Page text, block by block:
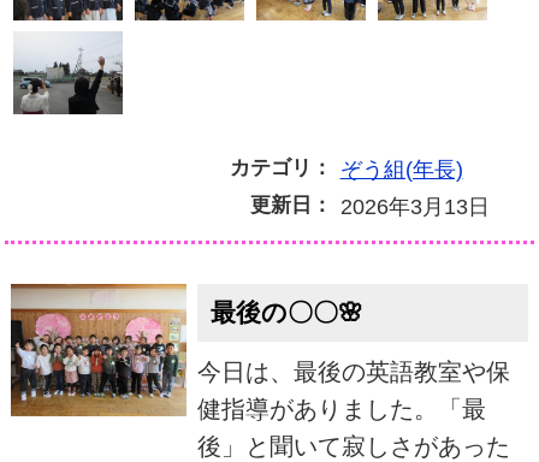
カテゴリ： ぞう組(年長)
更新日： 2026年3月13日
最後の〇〇🌸
今日は、最後の英語教室や保
健指導がありました。「最
後」と聞いて寂しさがあった